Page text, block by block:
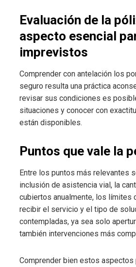
Evaluación de la
aspecto esencial
imprevistos
Comprender con antelación los
seguro resulta una práctica
revisar sus condiciones es
situaciones y conocer con
están disponibles.
Puntos que vale la
Entre los puntos más relevantes
inclusión de asistencia vial, la
cubiertos anualmente, los límites
recibir el servicio y el tipo de
contempladas, ya sea solo
también intervenciones más
Comprender bien estos